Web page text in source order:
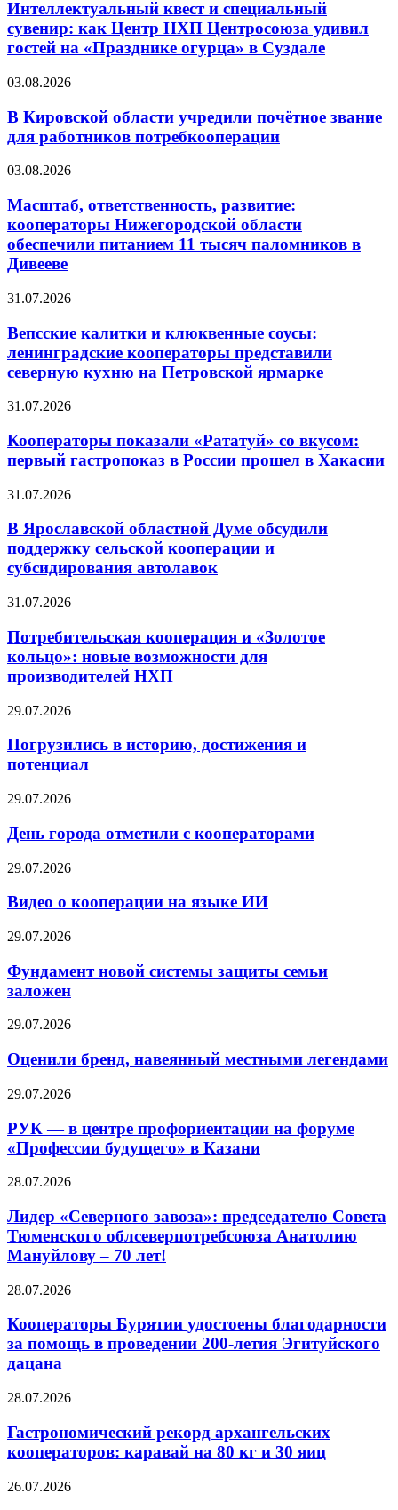
Интеллектуальный квест и специальный
сувенир: как Центр НХП Центросоюза удивил
гостей на «Празднике огурца» в Суздале
03.08.2026
В Кировской области учредили почётное звание
для работников потребкооперации
03.08.2026
Масштаб, ответственность, развитие:
кооператоры Нижегородской области
обеспечили питанием 11 тысяч паломников в
Дивееве
31.07.2026
Вепсские калитки и клюквенные соусы:
ленинградские кооператоры представили
северную кухню на Петровской ярмарке
31.07.2026
Кооператоры показали «Рататуй» со вкусом:
первый гастропоказ в России прошел в Хакасии
31.07.2026
В Ярославской областной Думе обсудили
поддержку сельской кооперации и
субсидирования автолавок
31.07.2026
Потребительская кооперация и «Золотое
кольцо»: новые возможности для
производителей НХП
29.07.2026
Погрузились в историю, достижения и
потенциал
29.07.2026
День города отметили с кооператорами
29.07.2026
Видео о кооперации на языке ИИ
29.07.2026
Фундамент новой системы защиты семьи
заложен
29.07.2026
Оценили бренд, навеянный местными легендами
29.07.2026
РУК — в центре профориентации на форуме
«Профессии будущего» в Казани
28.07.2026
Лидер «Северного завоза»: председателю Совета
Тюменского облсеверпотребсоюза Анатолию
Мануйлову – 70 лет!
28.07.2026
Кооператоры Бурятии удостоены благодарности
за помощь в проведении 200-летия Эгитуйского
дацана
28.07.2026
Гастрономический рекорд архангельских
кооператоров: каравай на 80 кг и 30 яиц
26.07.2026